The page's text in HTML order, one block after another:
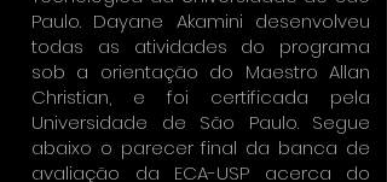
Paulo. Dayane Akamini desenvolveu
todas as atividades do programa
sob a orientação do Maestro Allan
Christian, e foi certificada pela
Universidade de São Paulo. Segue
abaixo o parecer final da banca de
avaliação da ECA-USP acerca do